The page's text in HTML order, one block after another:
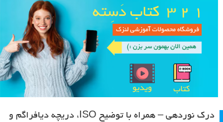
درک نوردهی – همراه با توضیح ISO، دریچه دیافراگم و